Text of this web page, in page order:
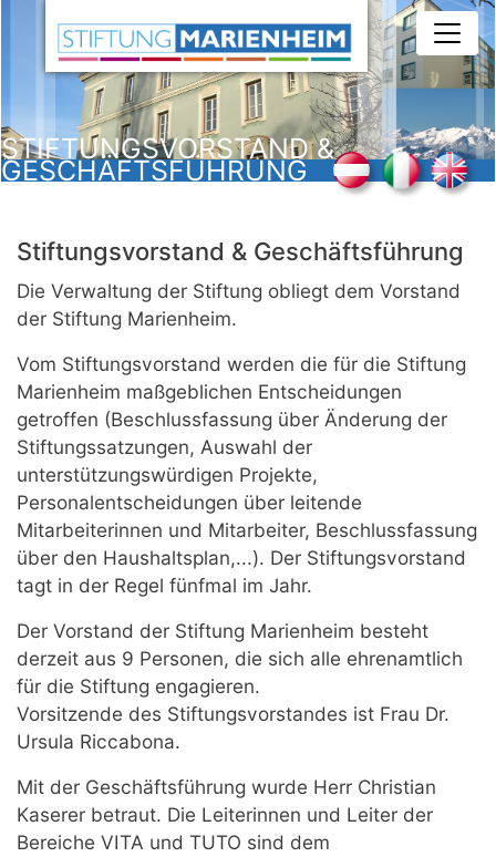
zum
Inhalt
STIFTUNGSVORSTAND &
GESCHÄFTSFÜHRUNG
Stiftungsvorstand & Geschäftsführung
Die Verwaltung der Stiftung obliegt dem Vorstand
der Stiftung Marienheim.
Vom Stiftungsvorstand werden die für die Stiftung
Marienheim maßgeblichen Entscheidungen
getroffen (Beschlussfassung über Änderung der
Stiftungssatzungen, Auswahl der
unterstützungswürdigen Projekte,
Personalentscheidungen über leitende
Mitarbeiterinnen und Mitarbeiter, Beschlussfassung
über den Haushaltsplan,...). Der Stiftungsvorstand
tagt in der Regel fünfmal im Jahr.
Der Vorstand der Stiftung Marienheim besteht
derzeit aus 9 Personen, die sich alle ehrenamtlich
für die Stiftung engagieren.
Vorsitzende des Stiftungsvorstandes ist Frau Dr.
Ursula Riccabona.
Mit der Geschäftsführung wurde Herr Christian
Kaserer betraut. Die Leiterinnen und Leiter der
Bereiche VITA und TUTO sind dem